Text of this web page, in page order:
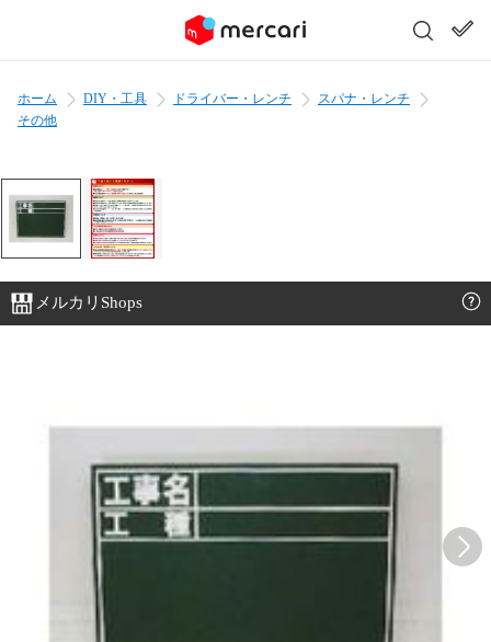
ホーム DIY・工具 ドライバー・レンチ
スパナ・レンチ
その他
メルカリShops